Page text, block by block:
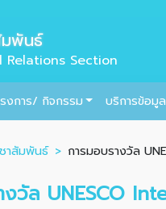
มพันธ์
Section
งการ/ กิจกรรม บริการข้อมูล
าสัมพันธ์ การมอบรางวัล
งวัล UNESCO